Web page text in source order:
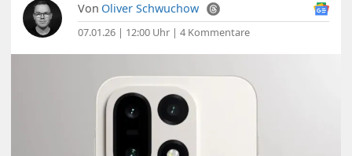
Von Oliver Schwuchow
07.01.26 | 12:00 Uhr |4 Kommentare